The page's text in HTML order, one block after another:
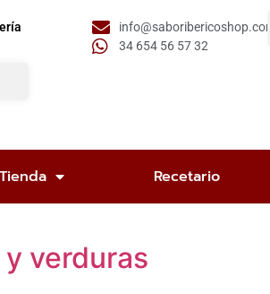
info@saboribericoshop.com
34 654 56 57 32
Tienda Recetario
verduras